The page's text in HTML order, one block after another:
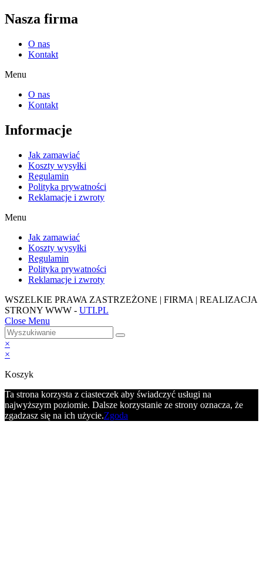
Nasza firma
O nas
Kontakt
Menu
O nas
Kontakt
Informacje
Jak zamawiać
Koszty wysyłki
Regulamin
Polityka prywatności
Reklamacje i zwroty
Menu
Jak zamawiać
Koszty wysyłki
Regulamin
Polityka prywatności
Reklamacje i zwroty
WSZELKIE PRAWA ZASTRZEŻONE | FIRMA | REALIZACJA
STRONY WWW - UTI.PL
Close Menu
×
×
Koszyk
Ta strona korzysta z ciasteczek aby świadczyć usługi na
najwyższym poziomie. Dalsze korzystanie ze strony oznacza, że
zgadzasz się na ich użycie.Zgoda